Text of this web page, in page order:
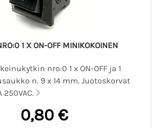
KEINUKYTKIN NRO:0 1 X ON-OFF MINIKOKOINEN
nro:0 1 x ON-OFF ja 1
n. 9 x 14 mm. Juotoskorvat
250VAC.
0,80 €